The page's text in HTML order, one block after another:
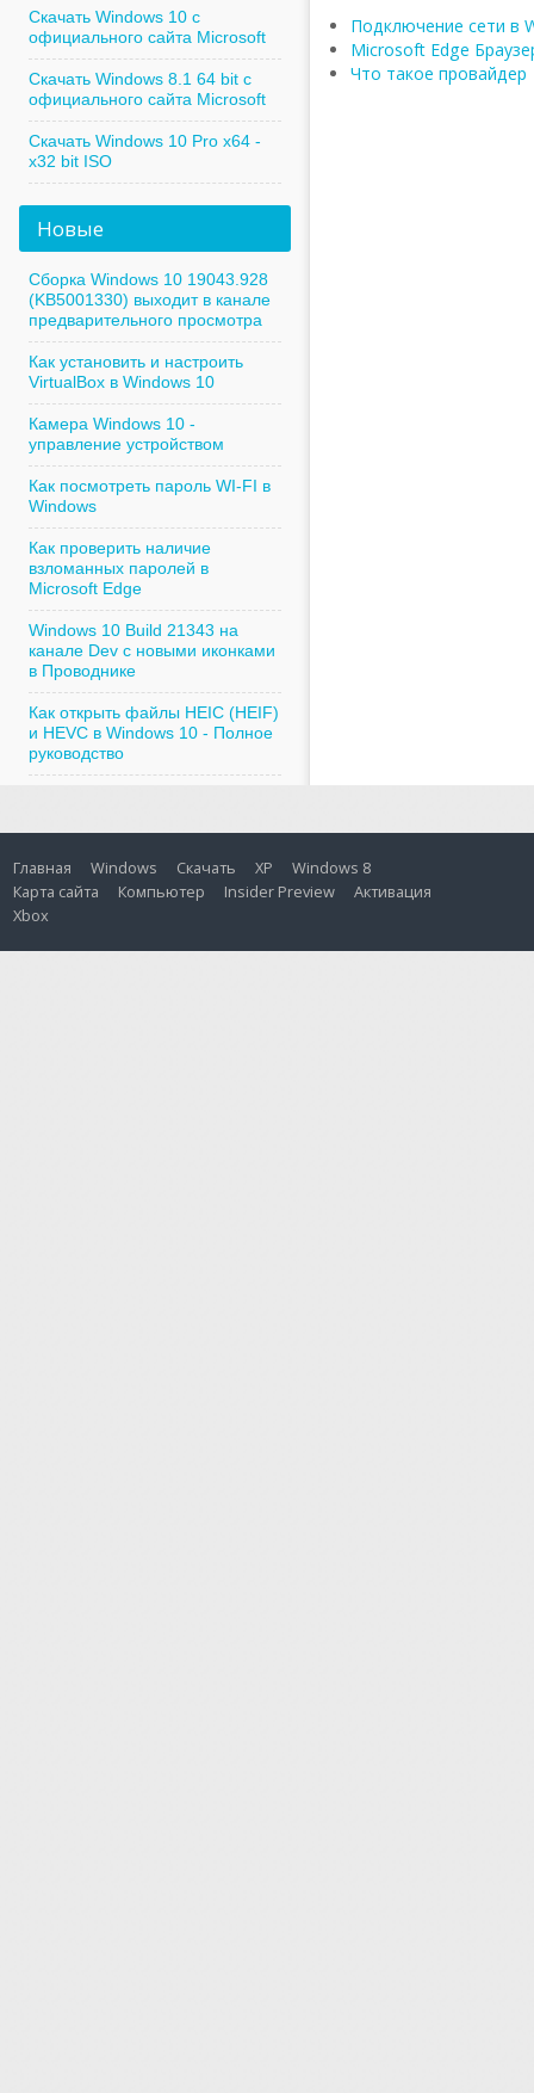
Подключение сети в
Microsoft Edge
Что такое провайдер
Скачать Windows 10 с
официального сайта Microsoft
Скачать Windows 8.1 64 bit с
официального сайта Microsoft
Скачать Windows 10 Pro x64 -
x32 bit ISO
Новые
Сборка Windows 10 19043.928
(KB5001330) выходит в канале
предварительного просмотра
Как установить и настроить
VirtualBox в Windows 10
Камера Windows 10 -
управление устройством
Как посмотреть пароль WI-FI в
Windows
Как проверить наличие
взломанных паролей в
Microsoft Edge
Windows 10 Build 21343 на
канале Dev с новыми иконками
в Проводнике
Как открыть файлы HEIC (HEIF)
и HEVC в Windows 10 - Полное
руководство
Главная Windows Скачать XP
Windows 8
Карта сайта
Компьютер Insider Preview
Активация
Xbox